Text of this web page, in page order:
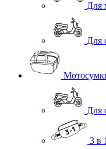
Для
Для
Для
3 в